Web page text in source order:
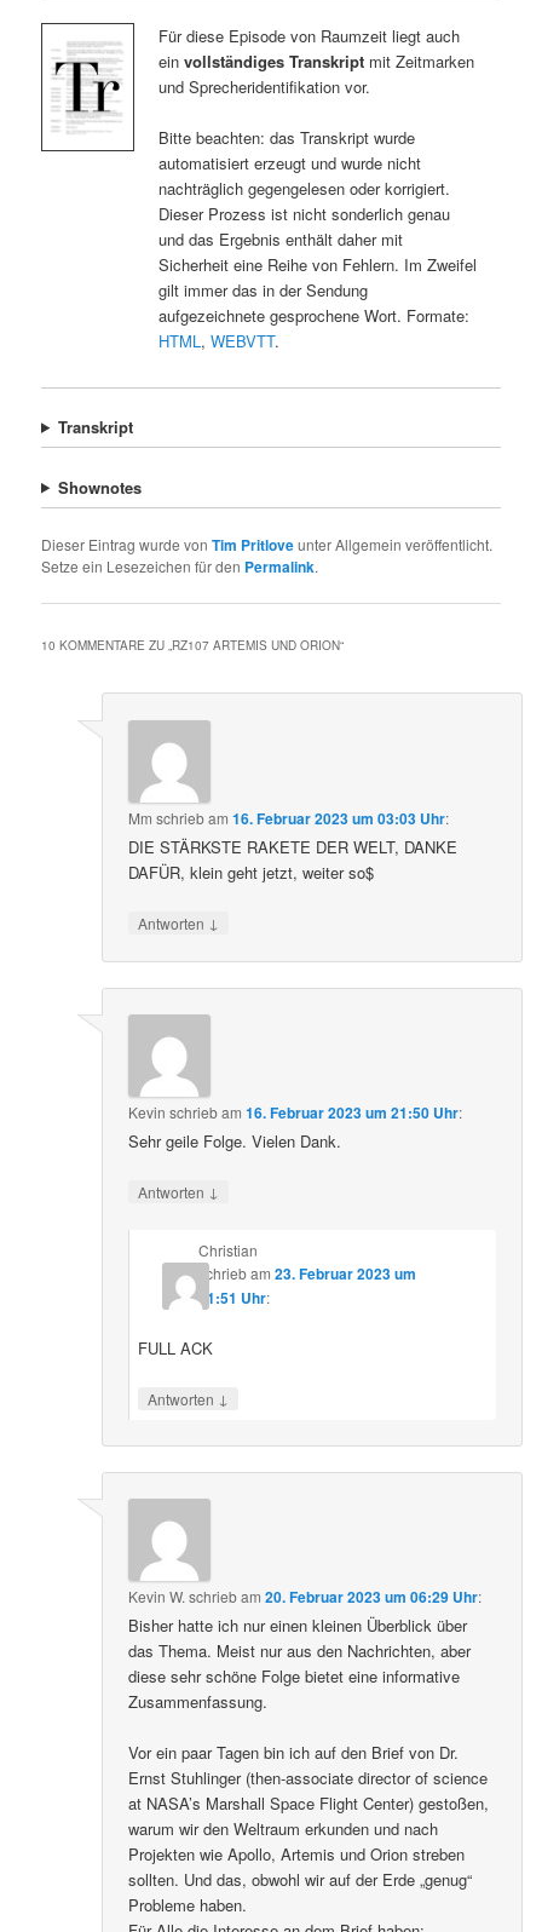
Für diese Episode von Raumzeit liegt auch
ein vollständiges Transkriptmit Zeitmarken
und Sprecheridentifikation vor.
Bitte beachten: das Transkript wurde
automatisiert erzeugt und wurde nicht
nachträglich gegengelesen oder korrigiert.
Dieser Prozess ist nicht sonderlich genau
und das Ergebnis enthält daher mit
Sicherheit eine Reihe von Fehlern. Im Zweifel
gilt immer das in der Sendung
aufgezeichnete gesprochene Wort. Formate:
HTML, WEBVTT.
Transkript
Shownotes
Dieser Eintrag wurde vonTim Pritloveunter Allgemein veröffentlicht.
Setze ein Lesezeichen für den Permalink.
10 KOMMENTARE ZU „RZ107 ARTEMIS UND ORION“
Mm schriebam16. Februar 2023 um 03:03 Uhr:
DIE STÄRKSTE RAKETE DER WELT, DANKE
DAFÜR, klein geht jetzt, weiter so$
Antworten ↓
Kevin schriebam16. Februar 2023 um 21:50 Uhr:
Sehr geile Folge. Vielen Dank.
Antworten ↓
Christian
schriebam 23. Februar 2023 um
21:51 Uhr:
FULL ACK
Antworten ↓
Kevin W. schriebam20. Februar 2023 um 06:29 Uhr:
Bisher hatte ich nur einen kleinen Überblick über
das Thema. Meist nur aus den Nachrichten, aber
diese sehr schöne Folge bietet eine informative
Zusammenfassung.
Vor ein paar Tagen bin ich auf den Brief von Dr.
Ernst Stuhlinger (then-associate director of science
at NASA’s Marshall Space Flight Center) gestoßen,
warum wir den Weltraum erkunden und nach
Projekten wie Apollo, Artemis und Orion streben
sollten. Und das, obwohl wir auf der Erde „genug“
Probleme haben.